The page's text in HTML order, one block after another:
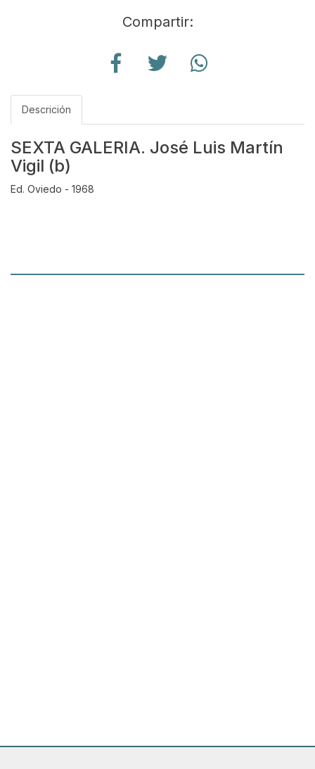
Compartir:
Descrición
SEXTA GALERIA. José Luis Martín
Vigil (b)
Ed. Oviedo - 1968